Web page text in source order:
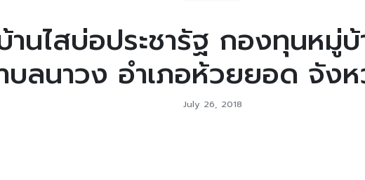
านไสบ่อประชารัฐ กองทุนห
บลนาวง อำเภอห้วยยอด จัง
July 26, 2018